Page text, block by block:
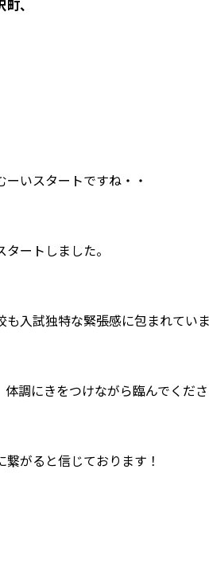
、
いスタートですね・・
ートしました。
入試独特な緊張感に包まれていま
調にきをつけながら臨んでくださ
がると信じております！